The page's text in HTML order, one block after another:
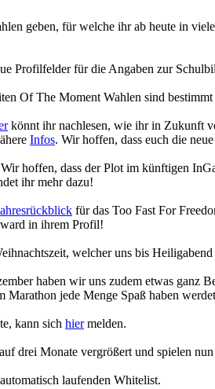
geben, für welche ihr ab heute in
Profilfelder für die Angaben zur
Of The Moment Wahlen sind
könnt ihr nachlesen, wie ihr in Zukunft
Infos. Wir hoffen, dass euch die
hoffen, dass der Plot im künftigen
ihr mehr dazu!
für das Too Fast For
in ihrem Profil!
welcher uns bis
haben wir uns zudem etwas ganz
Marathon jede Menge Spaß haben
kann sich hiermelden.
drei Monate vergrößert und spielen
laufenden Whitelist.